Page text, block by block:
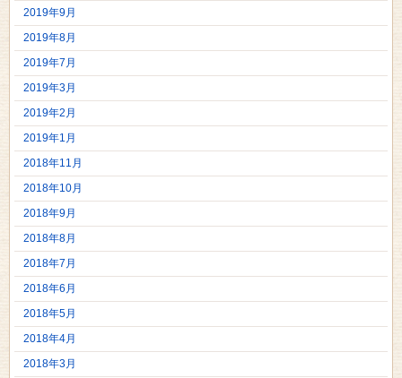
2019年9月
2019年8月
2019年7月
2019年3月
2019年2月
2019年1月
2018年11月
2018年10月
2018年9月
2018年8月
2018年7月
2018年6月
2018年5月
2018年4月
2018年3月